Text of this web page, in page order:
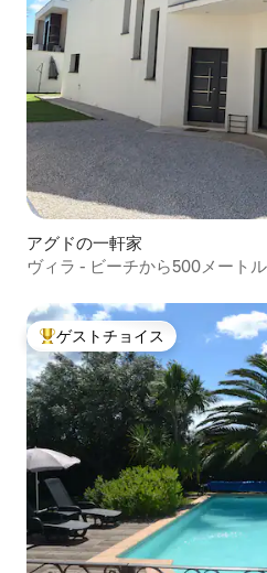
アグドの一軒家
ヴィラ - ビーチから500メートル
大好評のゲストチョイスです。
ゲストチョイス